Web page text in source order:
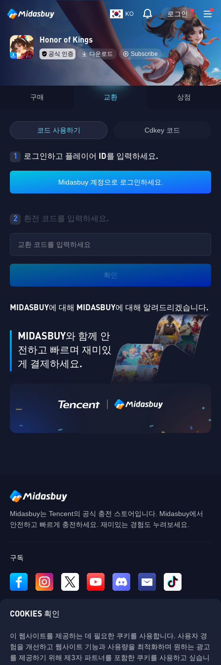
KO 로그인
Honor of Kings
공식 인증 다운로드 Subscribe
구매 교환 상점
코드 사용하기 Cdkey 코드
1 로그인하고 플레이어 ID를 입력하세요.
Midasbuy 계정으로 로그인하세요.
2 환전 코드를 입력하세요.
확인
MIDASBUY에 대해 MIDASBUY에 대해 알려드리겠습니다.
MIDASBUY와 함께 안
전하고 빠르며 재미있
게 결제하세요.
Midasbuy는 Tencent의 공식 충전 스토어입니다. Midasbuy에서
안전하고 빠르게 충전하세요. 재미있는 경험도 누려보세요.
구독
문의하기
도움이 필요하시면 "고객 서비스"를 클릭하여 저희와 연락하십시오.
COOKIES 획인
이 웹사이트를 제공하는 데 필요한 쿠키를 사용합니다. 사용자 경
험을 개선하고 웹사이트 기능과 사용량을 최적화하며 원하는 광고
를 제공하기 위해 제3자 파트너를 포함한 쿠키를 사용하고 싶습니